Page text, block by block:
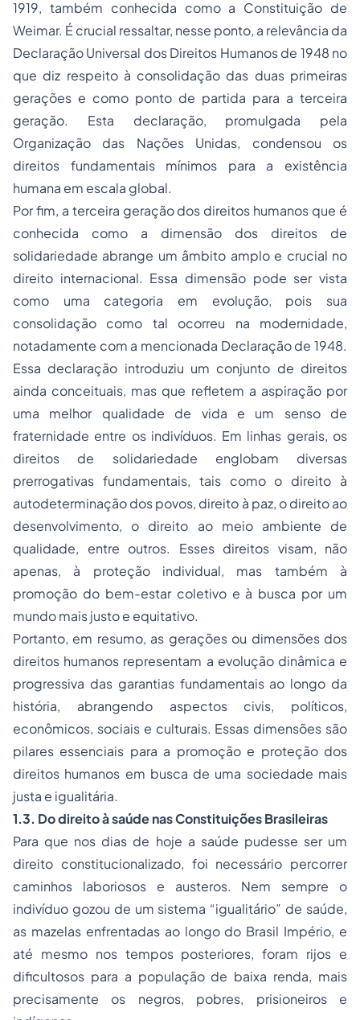
1919, também conhecida como a Constituição de
Weimar. É crucial ressaltar, nesse ponto, a relevância da
Declaração Universal dos Direitos Humanos de 1948 no
que diz respeito à consolidação das duas primeiras
gerações e como ponto de partida para a terceira
geração. Esta declaração, promulgada pela
Organização das Nações Unidas, condensou os
direitos fundamentais mínimos para a existência
humana em escala global.
Por fim, a terceira geração dos direitos humanos que é
conhecida como a dimensão dos direitos de
solidariedade abrange um âmbito amplo e crucial no
direito internacional. Essa dimensão pode ser vista
como uma categoria em evolução, pois sua
consolidação como tal ocorreu na modernidade,
notadamente com a mencionada Declaração de 1948.
Essa declaração introduziu um conjunto de direitos
ainda conceituais, mas que refletem a aspiração por
uma melhor qualidade de vida e um senso de
fraternidade entre os indivíduos. Em linhas gerais, os
direitos de solidariedade englobam diversas
prerrogativas fundamentais, tais como o direito à
autodeterminação dos povos, direito à paz, o direito ao
desenvolvimento, o direito ao meio ambiente de
qualidade, entre outros. Esses direitos visam, não
apenas, à proteção individual, mas também à
promoção do bem-estar coletivo e à busca por um
mundo mais justo e equitativo.
Portanto, em resumo, as gerações ou dimensões dos
direitos humanos representam a evolução dinâmica e
progressiva das garantias fundamentais ao longo da
história, abrangendo aspectos civis, políticos,
econômicos, sociais e culturais. Essas dimensões são
pilares essenciais para a promoção e proteção dos
direitos humanos em busca de uma sociedade mais
justa e igualitária.
1.3. Do direito à saúde nas Constituições Brasileiras
Para que nos dias de hoje a saúde pudesse ser um
direito constitucionalizado, foi necessário percorrer
caminhos laboriosos e austeros. Nem sempre o
indivíduo gozou de um sistema “igualitário” de saúde,
as mazelas enfrentadas ao longo do Brasil Império, e
até mesmo nos tempos posteriores, foram rijos e
dificultosos para a população de baixa renda, mais
precisamente os negros, pobres, prisioneiros e